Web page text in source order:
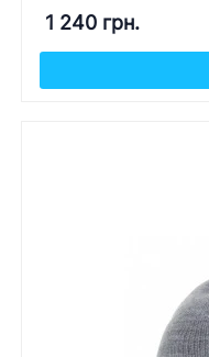
1 240 грн.